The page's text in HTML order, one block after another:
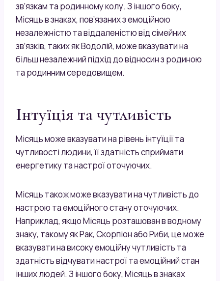
зв’язкам та родинному колу. З іншого боку,
Місяць в знаках, пов’язаних з емоційною
незалежністю та віддаленістю від сімейних
зв’язків, таких як Водолій, може вказувати на
більш незалежний підхід до відносин з родиною
та родинним середовищем.
Інтуїція та чутливість
Місяць може вказувати на рівень інтуїції та
чутливості людини, її здатність сприймати
енергетику та настрої оточуючих.
Місяць також може вказувати на чутливість до
настрою та емоційного стану оточуючих.
Наприклад, якщо Місяць розташован в водному
знаку, такому як Рак, Скорпіон або Риби, це може
вказувати на високу емоційну чутливість та
здатність відчувати настрої та емоційний стан
інших людей. З іншого боку, Місяць в знаках